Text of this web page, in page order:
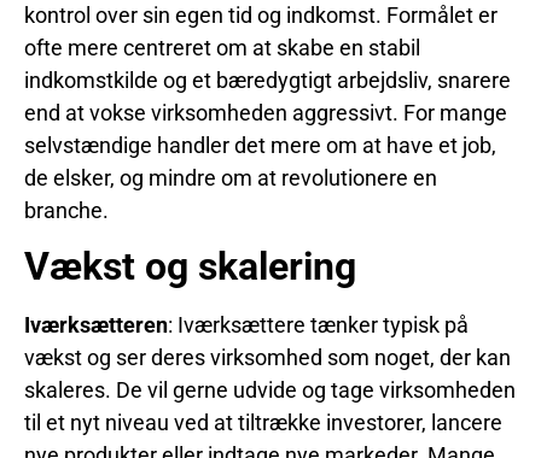
kontrol over sin egen tid og indkomst. Formålet er
ofte mere centreret om at skabe en stabil
indkomstkilde og et bæredygtigt arbejdsliv, snarere
end at vokse virksomheden aggressivt. For mange
selvstændige handler det mere om at have et job,
de elsker, og mindre om at revolutionere en
branche.
Vækst og skalering
Iværksætteren: Iværksættere tænker typisk på
vækst og ser deres virksomhed som noget, der kan
skaleres. De vil gerne udvide og tage virksomheden
til et nyt niveau ved at tiltrække investorer, lancere